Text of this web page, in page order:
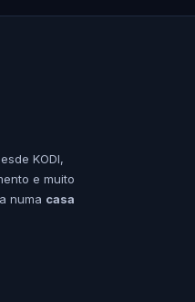
KODI,
e muito
numa casa